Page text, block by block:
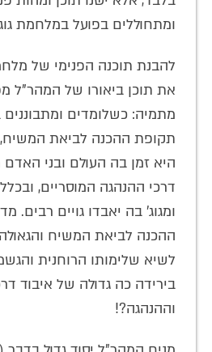
ומתחוללים בפועל במלחמת גוג
להבנת תוכנה הפנימי של
את תוכן ביאורו של המהר"ל
מתמיה: כשלומדים
תקופת ההכנה לביאת
היא זמן בה העולם ובני
דרכי ההנהגה המוסריים,
ומגוג' בה יאבדו גויים רבים.
ההכנה לביאת המשיח
לשיא שלימותו הרוחנית
בירידה כה גדולה של איבוד
וההנהגה?!